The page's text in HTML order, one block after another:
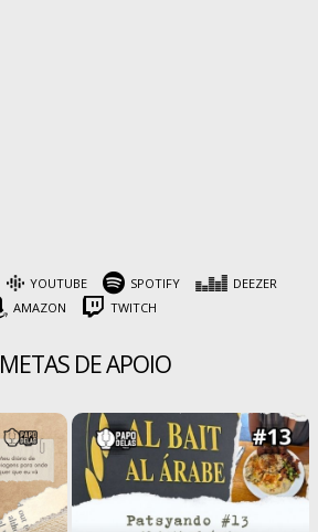
YOUTUBE SPOTIFY
DEEZER
AMAZON
TWITCH
METAS DE APOIO